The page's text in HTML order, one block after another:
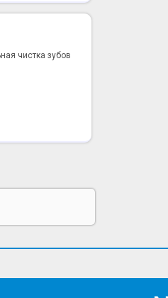
чистка зубов